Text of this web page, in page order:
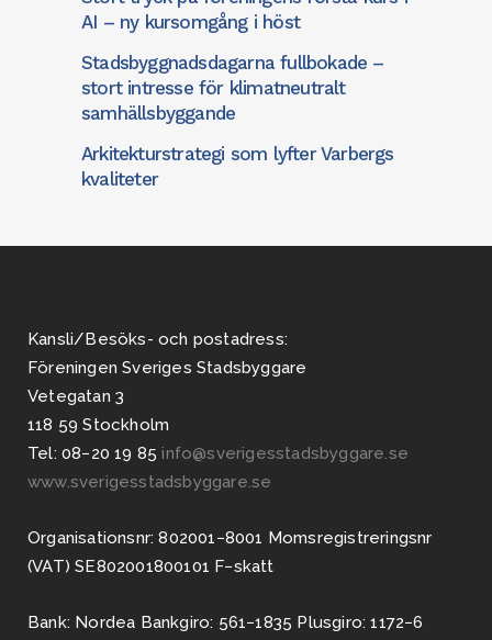
AI – ny kursomgång i höst
Stadsbyggnadsdagarna fullbokade –
stort intresse för klimatneutralt
samhällsbyggande
Arkitekturstrategi som lyfter Varbergs
kvaliteter
Kansli/Besöks- och postadress:
Föreningen Sveriges Stadsbyggare
Vetegatan 3
118 59 Stockholm
Tel: 08−20 19 85 info@sverigesstadsbyggare.se
www.sverigesstadsbyggare.se
Organisationsnr: 802001−8001 Momsregistreringsnr
(VAT) SE802001800101 F−skatt
Bank: Nordea Bankgiro: 561−1835 Plusgiro: 1172−6